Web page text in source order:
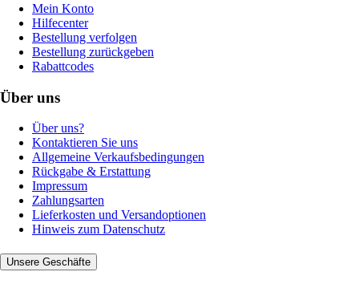
Mein Konto
Hilfecenter
Bestellung verfolgen
Bestellung zurückgeben
Rabattcodes
Über uns
Über uns?
Kontaktieren Sie uns
Allgemeine Verkaufsbedingungen
Rückgabe & Erstattung
Impressum
Zahlungsarten
Lieferkosten und Versandoptionen
Hinweis zum Datenschutz
Unsere Geschäfte